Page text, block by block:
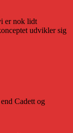
er nok lidt
udvikler sig
Cadett og